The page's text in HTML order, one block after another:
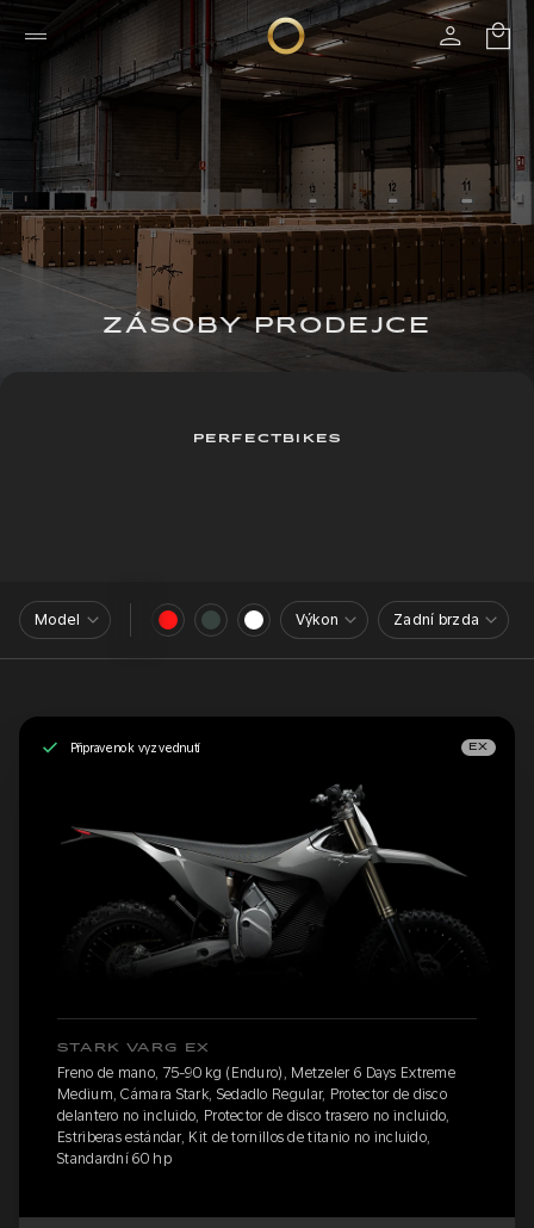
ZÁSOBY PRODEJCE
PERFECTBIKES
Model Výkon Zadní brzda
Připraveno k vyzvednutí EX
STARK VARG EX
Freno de mano, 75-90 kg (Enduro), Metzeler 6 Days Extreme
Medium, Cámara Stark, Sedadlo Regular, Protector de disco
delantero no incluido, Protector de disco trasero no incluido,
Estriberas estándar, Kit de tornillos de titanio no incluido,
Standardní 60 hp